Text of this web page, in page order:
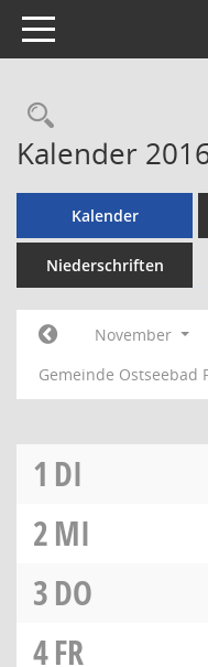
Toggle navigation
Kalender
Kalender
Niederschriften
November
Gemeinde Ostseebad
1 DI
2MI
3DO
4FR